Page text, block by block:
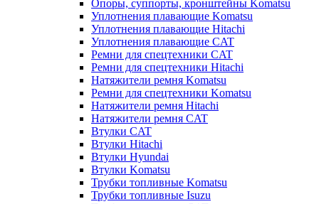
Опоры, суппорты, кронштейны Komatsu
Уплотнения плавающие Komatsu
Уплотнения плавающие Hitachi
Уплотнения плавающие CAT
Ремни для спецтехники CAT
Ремни для спецтехники Hitachi
Натяжители ремня Komatsu
Ремни для спецтехники Komatsu
Натяжители ремня Hitachi
Натяжители ремня CAT
Втулки CAT
Втулки Hitachi
Втулки Hyundai
Втулки Komatsu
Трубки топливные Komatsu
Трубки топливные Isuzu